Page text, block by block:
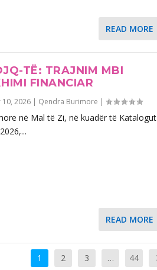
READ MORE
TË: TRAJNIM MBI
FINANCIAR
10, 2026| Qendra Burimore |
në Mal të Zi, në kuadër të Katalogut
READ MORE
1 2 3 … 44